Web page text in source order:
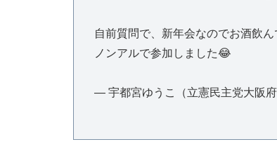
自前質問で、新年会なのでお酒飲
ノンアルで参加しました😂
— 宇都宮ゆうこ（立憲民主党大阪